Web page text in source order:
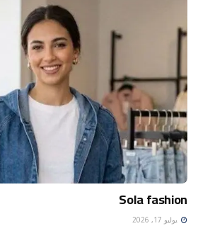
Sola fashion
يوليو 17, 2026